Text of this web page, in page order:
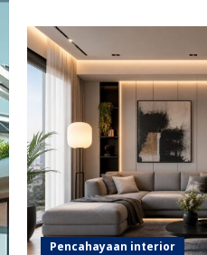
Keren
dengan
Lampu
yang
Hemat
Energi
dan
Estetik
untuk
Ruang
Menarik
Pencahayaan interior